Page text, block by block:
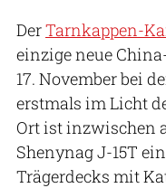
DerTarnkappen-
einzige neue
17. November bei
erstmals im Licht
Ort ist inzwischen
Shenynag J-15T
Trägerdecks mit